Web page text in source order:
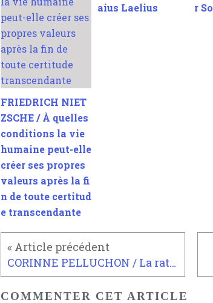
FRIEDRICH NIET
ZSCHE / À quelles
conditions la vie
humaine peut-elle
créer ses propres
valeurs après la fi
n de toute certitud
e transcendante
aius Laelius
r
CORINNE PELLUCHON / La rationalité
COMMENTER CET ARTICLE